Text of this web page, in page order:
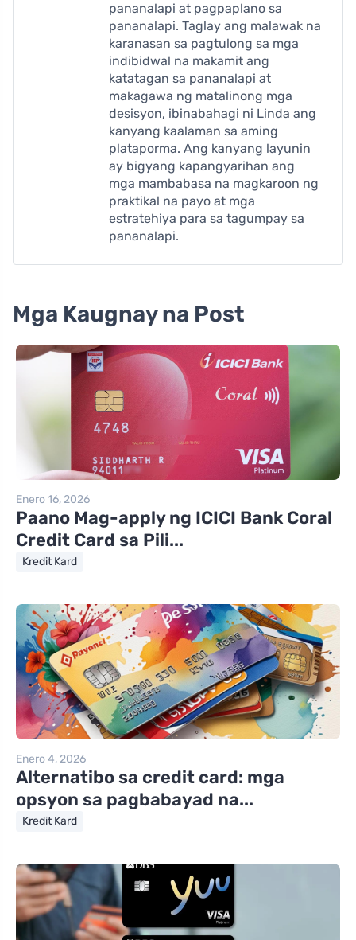
pananalapi at pagpaplano sa
pananalapi. Taglay ang malawak na
karanasan sa pagtulong sa mga
indibidwal na makamit ang
katatagan sa pananalapi at
makagawa ng matalinong mga
desisyon, ibinabahagi ni Linda ang
kanyang kaalaman sa aming
plataporma. Ang kanyang layunin
ay bigyang kapangyarihan ang
mga mambabasa na magkaroon ng
praktikal na payo at mga
estratehiya para sa tagumpay sa
pananalapi.
Mga Kaugnay na Post
Enero 16, 2026
Paano Mag-apply ng ICICI Bank Coral
Credit Card sa Pili...
Kredit Kard
Enero 4, 2026
Alternatibo sa credit card: mga
opsyon sa pagbabayad na...
Kredit Kard